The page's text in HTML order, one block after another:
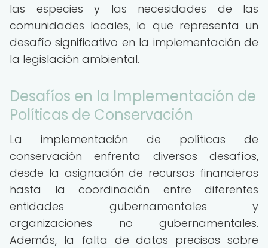
las especies y las necesidades de las
comunidades locales, lo que representa un
desafío significativo en la implementación de
la legislación ambiental.
Desafíos en la Implementación de
Políticas de Conservación
La implementación de políticas de
conservación enfrenta diversos desafíos,
desde la asignación de recursos financieros
hasta la coordinación entre diferentes
entidades gubernamentales y
organizaciones no gubernamentales.
Además, la falta de datos precisos sobre